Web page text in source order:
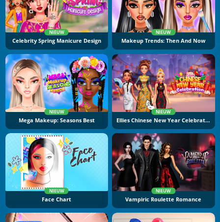
NIEUW
Celebrity Spring Manicure Design
NIEUW
Makeup Trends: Then And Now
NIEUW
Mega Makeup: Seasons Best
NIEUW
Ellies Chinese New Year Celebration
NIEUW
Face Chart
NIEUW
Vampiric Roulette Romance